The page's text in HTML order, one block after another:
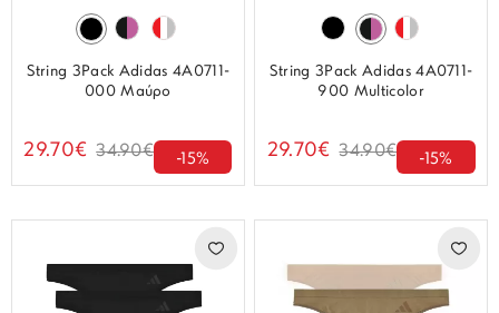
String 3Pack Adidas 4A0711-
000 Μαύρο
29.70€ 34.90€ -15%
String 3Pack Adidas 4A0711-
900 Multicolor
29.70€ 34.90€ -15%